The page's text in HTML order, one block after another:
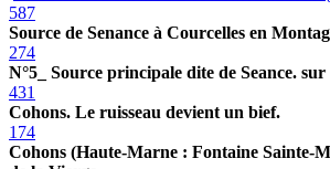
587
Source de Senance à Courcelles en
274
N°5_ Source principale dite de Seance.
431
Cohons. Le ruisseau devient un bief.
174
Cohons (Haute-Marne : Fontaine Sainte-